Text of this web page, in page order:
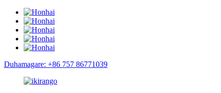
Duhamagare: +86 757 86771039